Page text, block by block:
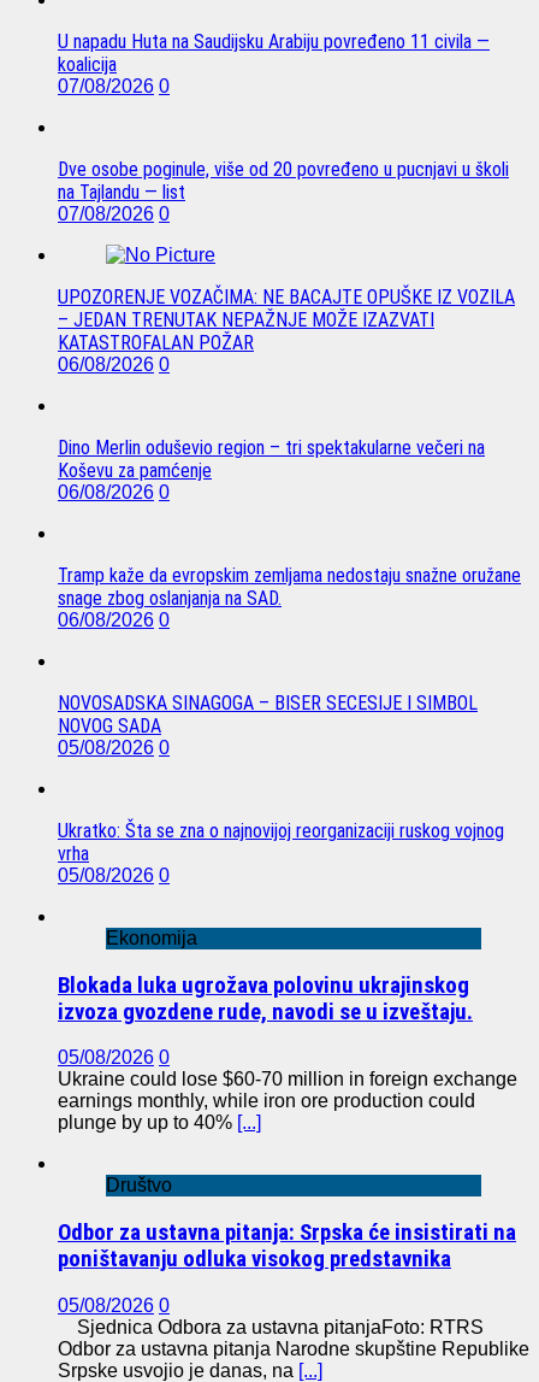
U napadu Huta na Saudijsku Arabiju povređeno 11 civila —
koalicija
07/08/2026 0
Dve osobe poginule, više od 20 povređeno u pucnjavi u školi
na Tajlandu — list
07/08/2026 0
UPOZORENJE VOZAČIMA: NE BACAJTE OPUŠKE IZ VOZILA
– JEDAN TRENUTAK NEPAŽNJE MOŽE IZAZVATI
KATASTROFALAN POŽAR
06/08/2026 0
Dino Merlin oduševio region – tri spektakularne večeri na
Koševu za pamćenje
06/08/2026 0
Tramp kaže da evropskim zemljama nedostaju snažne oružane
snage zbog oslanjanja na SAD.
06/08/2026 0
NOVOSADSKA SINAGOGA – BISER SECESIJE I SIMBOL
NOVOG SADA
05/08/2026 0
Ukratko: Šta se zna o najnovijoj reorganizaciji ruskog vojnog
vrha
05/08/2026 0
Ekonomija
Blokada luka ugrožava polovinu ukrajinskog
izvoza gvozdene rude, navodi se u izveštaju.
05/08/2026 0
Ukraine could lose $60-70 million in foreign exchange
earnings monthly, while iron ore production could
plunge by up to 40% [...]
Društvo
Odbor za ustavna pitanja: Srpska će insistirati na
poništavanju odluka visokog predstavnika
05/08/2026 0
Sjednica Odbora za ustavna pitanjaFoto: RTRS
Odbor za ustavna pitanja Narodne skupštine Republike
Srpske usvojio je danas, na [...]